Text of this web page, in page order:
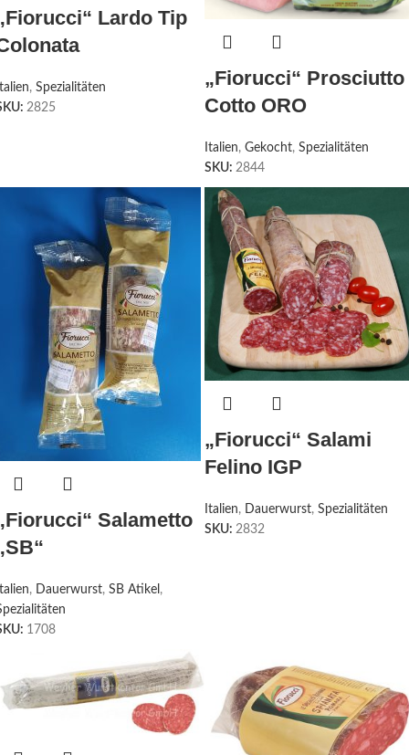
Lardo Tip
, Spezialitäten
2825
„Fiorucci“ Prosciutto
Cotto ORO
Italien, Gekocht, Spezialitäten
SKU: 2844
Salametto
, Dauerwurst, SB Atikel ,
1708
„Fiorucci“ Salami
Felino IGP
Italien, Dauerwurst, Spezialitäten
SKU: 2832